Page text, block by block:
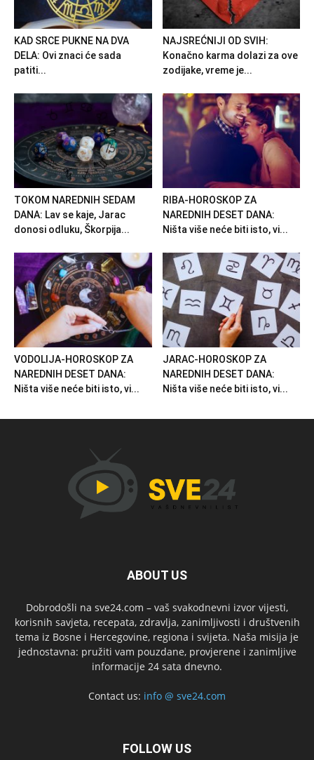
KAD SRCE PUKNE NA DVA
DELA: Ovi znaci će sada
patiti...
NAJSREĆNIJI OD SVIH:
Konačno karma dolazi za ove
zodijake, vreme je...
TOKOM NAREDNIH SEDAM
DANA: Lav se kaje, Jarac
donosi odluku, Škorpija...
RIBA-HOROSKOP ZA
NAREDNIH DESET DANA:
Ništa više neće biti isto, vi...
VODOLIJA-HOROSKOP ZA
NAREDNIH DESET DANA:
Ništa više neće biti isto, vi...
JARAC-HOROSKOP ZA
NAREDNIH DESET DANA:
Ništa više neće biti isto, vi...
ABOUT US
Dobrodošli na sve24.com – vaš svakodnevni izvor vijesti,
korisnih savjeta, recepata, zdravlja, zanimljivosti i društvenih
tema iz Bosne i Hercegovine, regiona i svijeta. Naša misija je
jednostavna: pružiti vam pouzdane, provjerene i zanimljive
informacije 24 sata dnevno.
Contact us: info @ sve24.com
FOLLOW US